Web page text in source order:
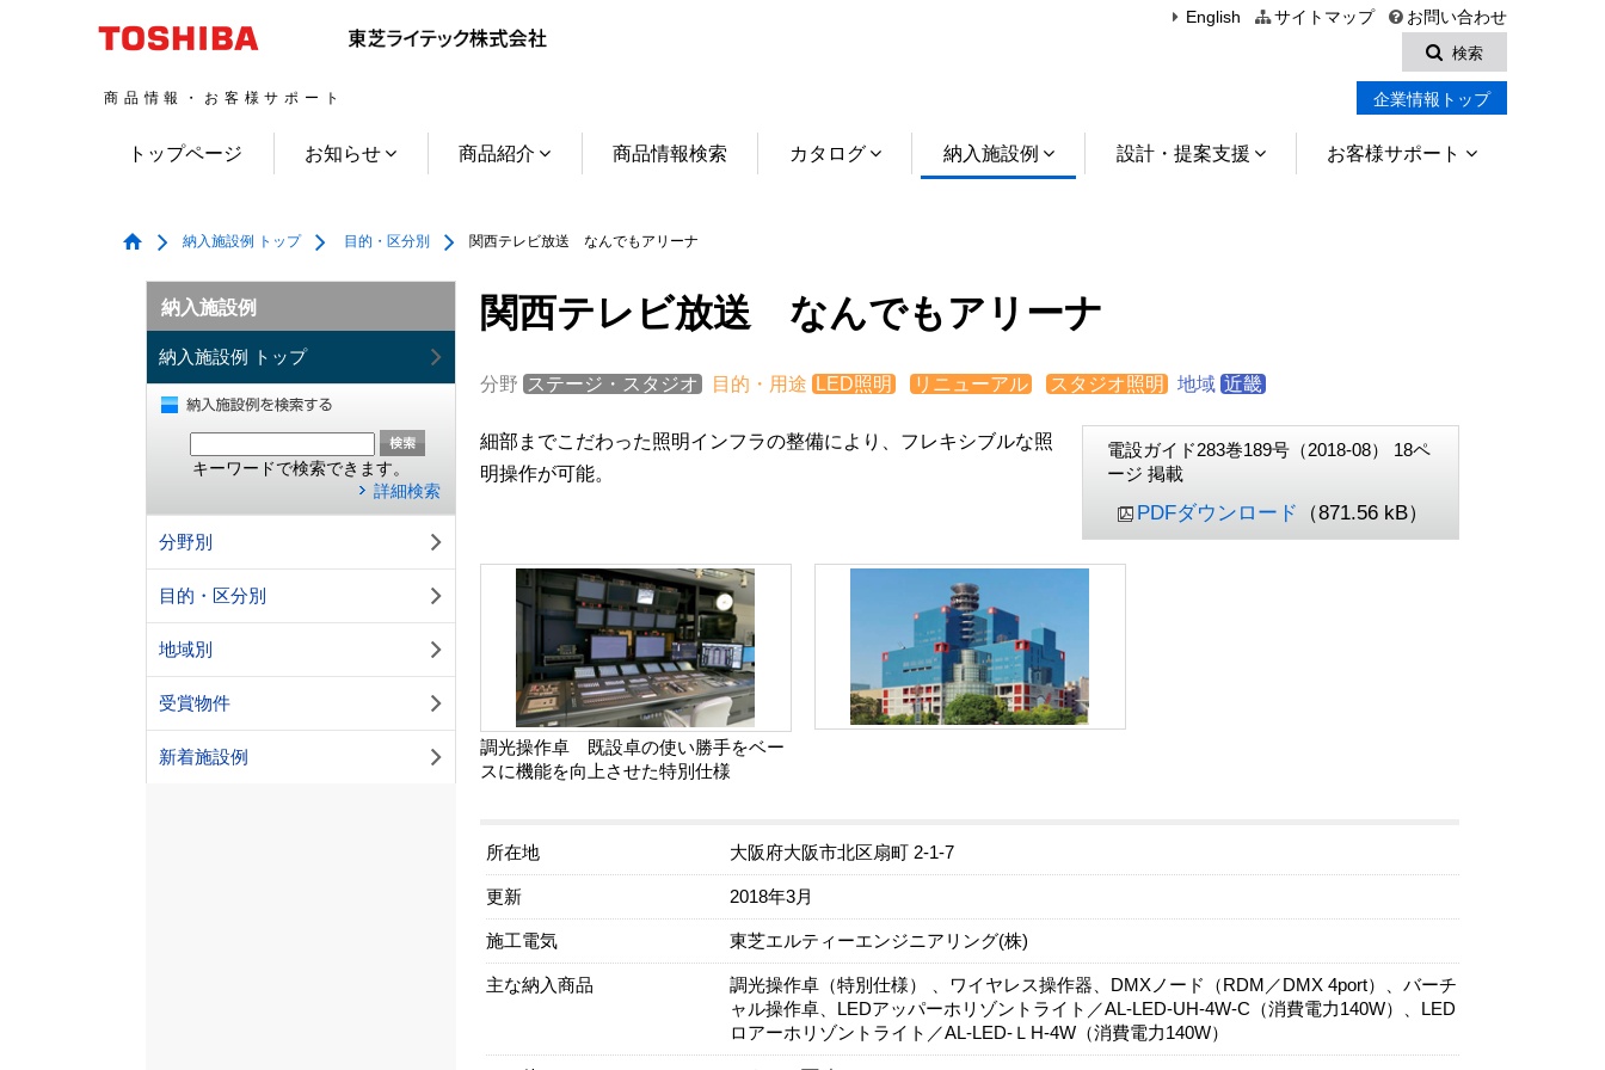
English サイトマップ
お問い合わせ
検索
商品情報・お客様サポート 企業情報トップ
トップページ お知らせ 商品紹介 商品情報検索 カタログ 納入施設例 設計・提案支援 お客様サポート
納入施設例 トップ 目的・区分別 関西テレビ放送 なんでもアリーナ
納入施設例
納入施設例 トップ
キーワードで検索できます。
詳細検索
分野別
目的・区分別
地域別
受賞物件
新着施設例
関西テレビ放送 なんでもアリーナ
分野 ステージ・スタジオ 目的・用途 LED照明 リニューアル スタジオ照明 地域 近畿
細部までこだわった照明インフラの整備により、フレキシブルな照
明操作が可能。
電設ガイド283巻189号（2018-08） 18ペ
ージ 掲載
PDFダウンロード （871.56 kB）
調光操作卓 既設卓の使い勝手をベー
スに機能を向上させた特別仕様
所在地 大阪府大阪市北区扇町 2-1-7
更新 2018年3月
施工電気 東芝エルティーエンジニアリング(株)
主な納入商品
調光操作卓（特別仕様） 、ワイヤレス操作器、DMXノード（RDM／DMX 4port）、バーチ
ャル操作卓、LEDアッパーホリゾントライト／AL-LED-UH-4W-C（消費電力140W）、LED
ロアーホリゾントライト／AL-LED-ＬH-4W（消費電力140W）